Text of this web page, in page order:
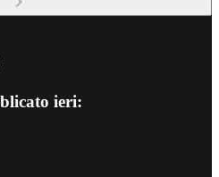
ieri: